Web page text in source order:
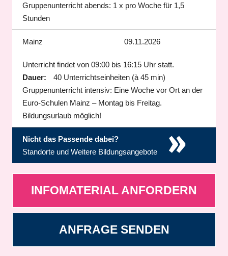
Gruppenunterricht abends: 1 x pro Woche für 1,5
Stunden
Mainz 09.11.2026
Unterricht findet von 09:00 bis 16:15 Uhr statt.
Dauer:
40 Unterrichtseinheiten (à 45 min)
Gruppenunterricht intensiv: Eine Woche vor Ort an der
Euro-Schulen Mainz – Montag bis Freitag.
Bildungsurlaub möglich!
Nicht das Passende dabei?
Standorte und Weitere Bildungsangebote
»
INFOMATERIAL ANFORDERN
ANFRAGE SENDEN